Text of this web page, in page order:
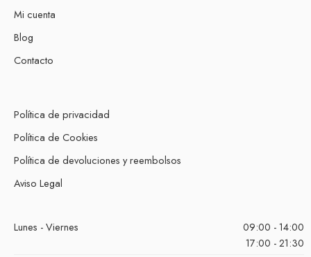
Mi cuenta
Blog
Contacto
Política de privacidad
Política de Cookies
Política de devoluciones y reembolsos
Aviso Legal
Lunes - Viernes
09:00 - 14:00
17:00 - 21:30